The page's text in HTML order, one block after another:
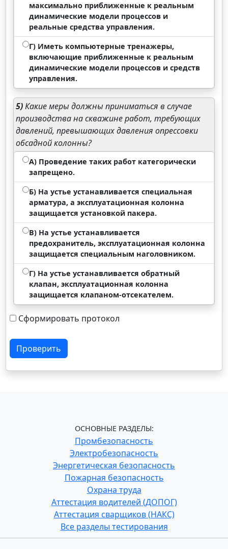
максимально приближенные к реальным
динамические модели процессов и
реальные средства управления.
Г) Иметь компьютерные тренажеры,
включающие приближенные к реальным
динамические модели процессов и средств
управления.
5)Какие меры должны приниматься в случае
производства на скважине работ, требующих
давлений, превышающих давления опрессовки
обсадной колонны?
А) Проведение таких работ категорически
запрещено.
Б) На устье устанавливается специальная
арматура, а эксплуатационная колонна
защищается установкой пакера.
В) На устье устанавливается
предохранитель, эксплуатационная колонна
защищается специальным наголовником.
Г) На устье устанавливается обратный
клапан, эксплуатационная колонна
защищается клапаном-отсекателем.
Сформировать протокол
Проверить
ОСНОВНЫЕ РАЗДЕЛЫ:
Промбезопасность
Электробезопасность
Энергетическая безопасность
Пожарная безопасность
Охрана труда
Аттестация водителей (ДОПОГ)
Аттестация сварщиков (НАКС)
Все разделы тестирования